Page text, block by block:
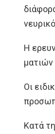
Η
Οι
Κατά